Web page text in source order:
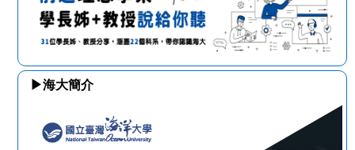
▶海大簡介